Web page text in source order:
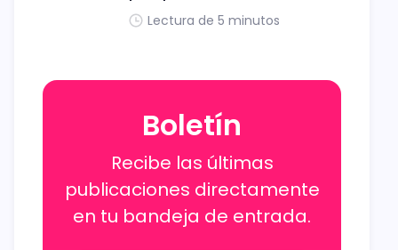
Lectura de 5 minutos
Boletín
Recibe las últimas
publicaciones directamente
en tu bandeja de entrada.